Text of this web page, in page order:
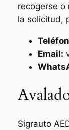
recogerse o
la solicitud,
Email:
Sigrauto